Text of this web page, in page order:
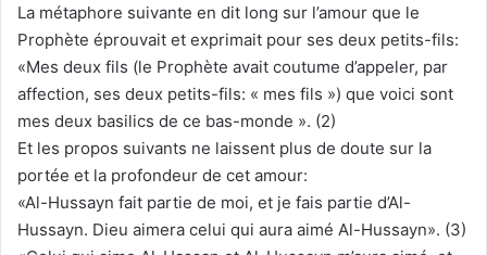
La métaphore suivante en dit long sur l’amour que le
Prophète éprouvait et exprimait pour ses deux petits-fils:
«Mes deux fils (le Prophète avait coutume d’appeler, par
affection, ses deux petits-fils: « mes fils ») que voici sont
mes deux basilics de ce bas-monde ». (2)
Et les propos suivants ne laissent plus de doute sur la
portée et la profondeur de cet amour:
«Al-Hussayn fait partie de moi, et je fais partie d’Al-
Hussayn. Dieu aimera celui qui aura aimé Al-Hussayn». (3)